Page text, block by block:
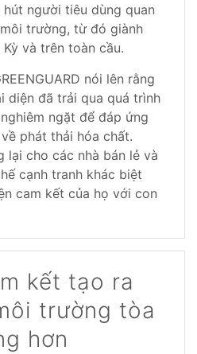
hút người tiêu dùng quan
trường, từ đó giành
và trên toàn cầu.
nói lên rằng
diện đã trải qua quá trình
ngặt để đáp ứng
phát thải hóa chất.
lại cho các nhà bán lẻ và
cạnh tranh khác biệt
cam kết của họ với con
kết tạo ra
trường tòa
hơn